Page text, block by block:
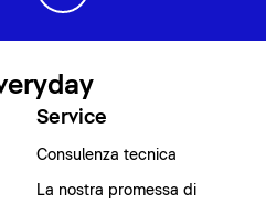
Service
Consulenza tecnica
La nostra promessa di